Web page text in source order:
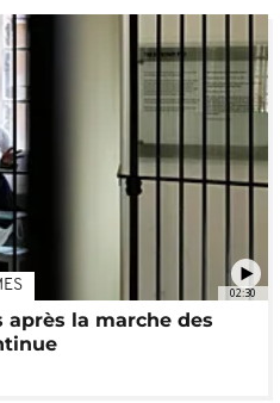
02:30
après la marche des